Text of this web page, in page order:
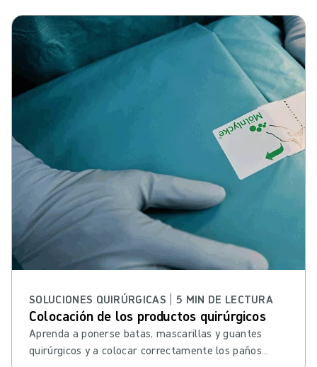
SOLUCIONES QUIRÚRGICAS | 5 MIN DE LECTURA
Colocación de los productos quirúrgicos
Aprenda a ponerse batas, mascarillas y guantes
quirúrgicos y a colocar correctamente los paños